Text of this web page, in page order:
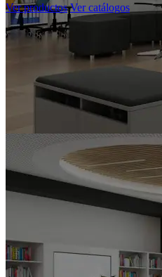
Ver productos Ver catálogos